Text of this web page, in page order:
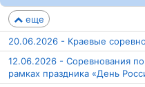
еще
20.06.2026 - Краевые
12.06.2026 - Соревнования
рамках праздника «День